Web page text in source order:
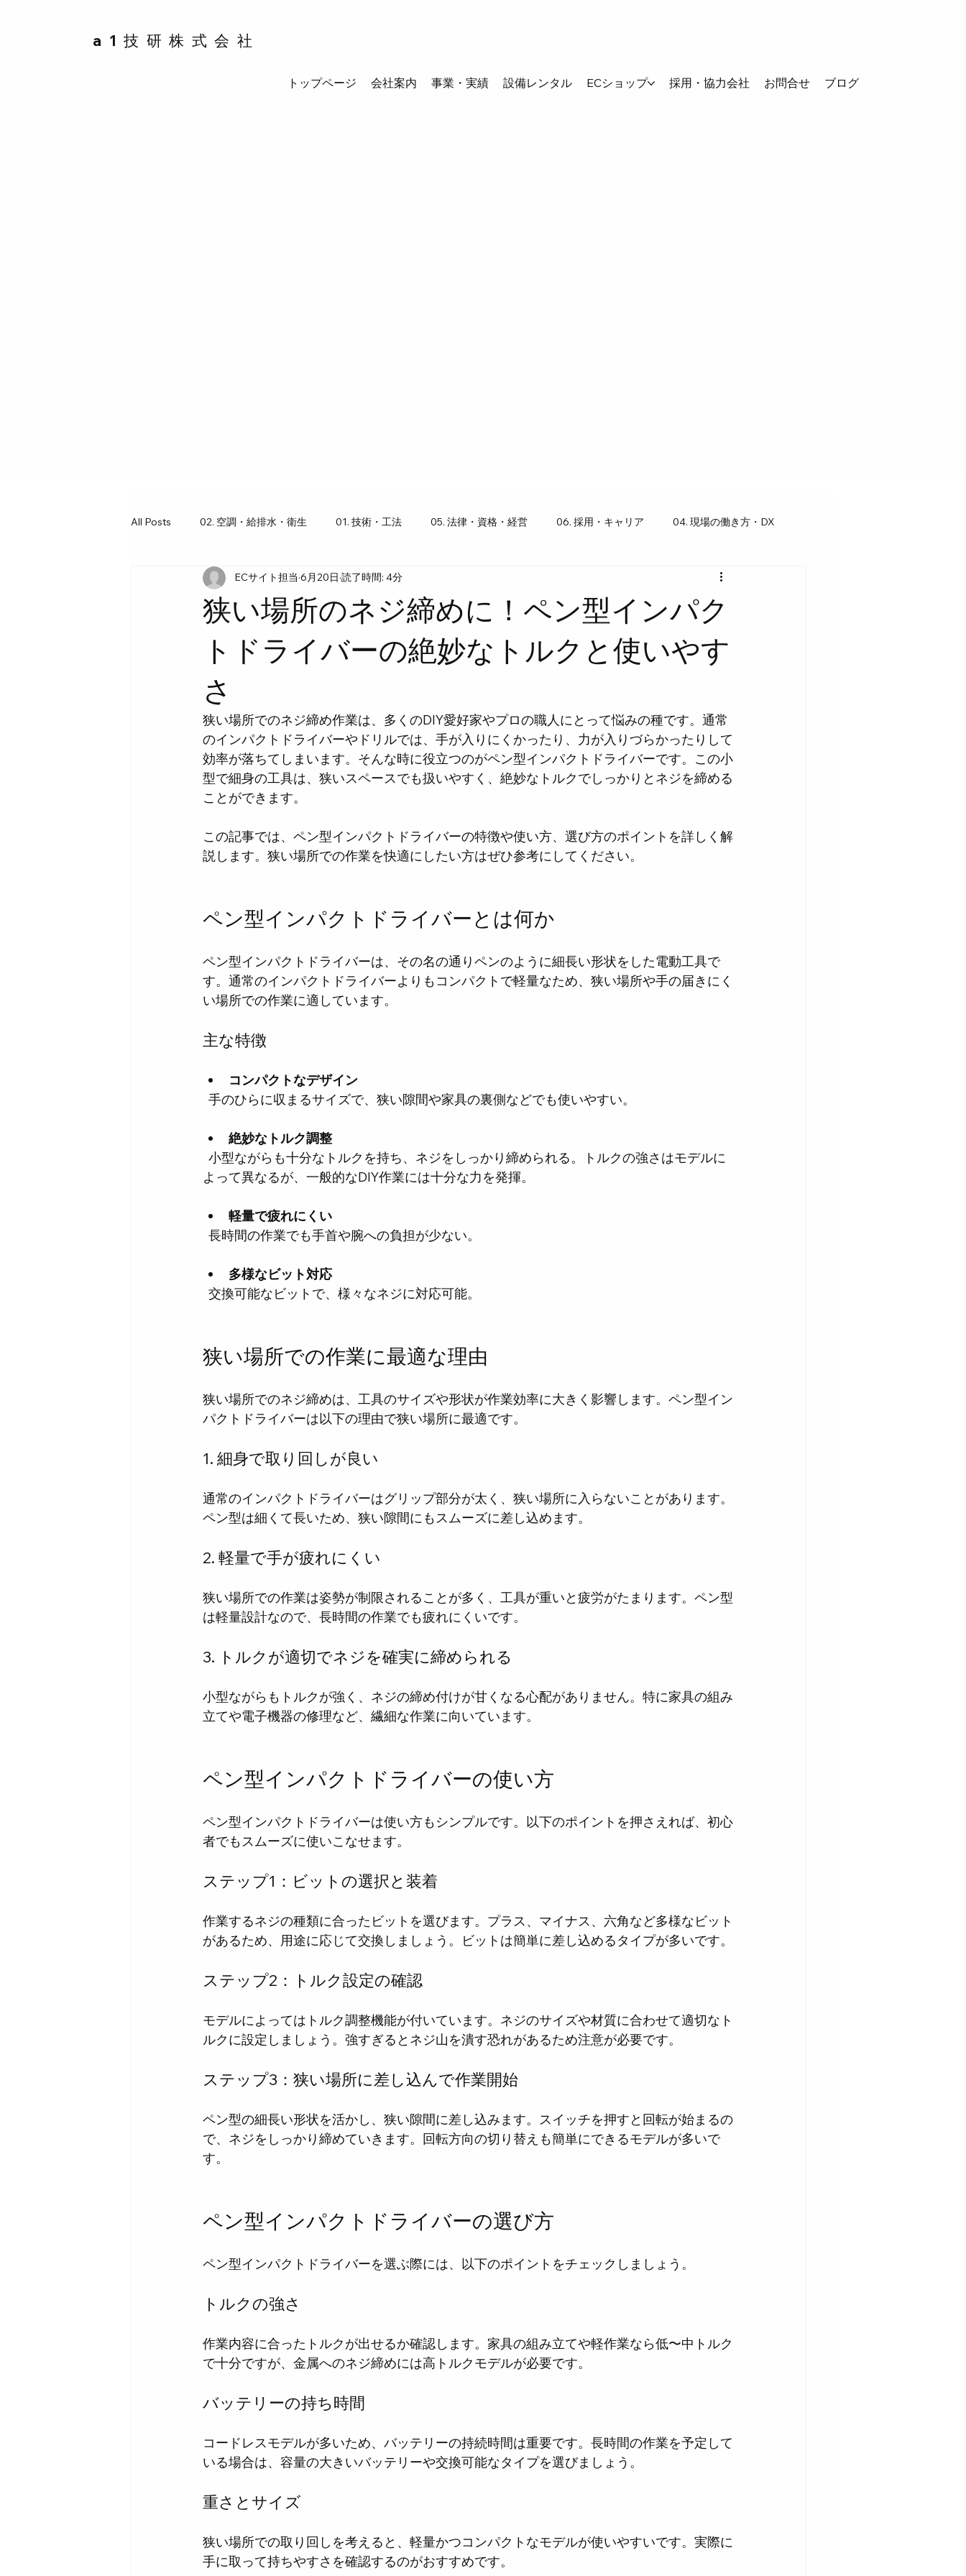
a1技研株式会社
トップページ 会社案内 事業・実績 設備レンタル ECショップ 採用・協力会社 お問合せ ブログ
All Posts 02. 空調・給排水・衛生 01. 技術・工法 05. 法律・資格・経営 06. 採用・キャリア 04. 現場の働き方・DX
03. 工具・ギア図鑑 07. 水回り豆知識
狭い場所のネジ締めに！ペン型インパク
トドライバーの絶妙なトルクと使いやす
さ
ECサイト担当 6月20日 読了時間: 4分
狭い場所でのネジ締め作業は、多くのDIY愛好家やプロの職人にとって悩みの種です。通常
のインパクトドライバーやドリルでは、手が入りにくかったり、力が入りづらかったりして
効率が落ちてしまいます。そんな時に役立つのがペン型インパクトドライバーです。この小
型で細身の工具は、狭いスペースでも扱いやすく、絶妙なトルクでしっかりとネジを締める
ことができます。
この記事では、ペン型インパクトドライバーの特徴や使い方、選び方のポイントを詳しく解
説します。狭い場所での作業を快適にしたい方はぜひ参考にしてください。
ペン型インパクトドライバーとは何か
ペン型インパクトドライバーは、その名の通りペンのように細長い形状をした電動工具で
す。通常のインパクトドライバーよりもコンパクトで軽量なため、狭い場所や手の届きにく
い場所での作業に適しています。
主な特徴
コンパクトなデザイン
  手のひらに収まるサイズで、狭い隙間や家具の裏側などでも使いやすい。
絶妙なトルク調整
よって異なるが、一般的なDIY作業には十分な力を発揮。
軽量で疲れにくい
  長時間の作業でも手首や腕への負担が少ない。
多様なビット対応
  交換可能なビットで、様々なネジに対応可能。
狭い場所での作業に最適な理由
狭い場所でのネジ締めは、工具のサイズや形状が作業効率に大きく影響します。ペン型イン
パクトドライバーは以下の理由で狭い場所に最適です。
1. 細身で取り回しが良い
通常のインパクトドライバーはグリップ部分が太く、狭い場所に入らないことがあります。
ペン型は細くて長いため、狭い隙間にもスムーズに差し込めます。
2. 軽量で手が疲れにくい
狭い場所での作業は姿勢が制限されることが多く、工具が重いと疲労がたまります。ペン型
は軽量設計なので、長時間の作業でも疲れにくいです。
3. トルクが適切でネジを確実に締められる
小型ながらもトルクが強く、ネジの締め付けが甘くなる心配がありません。特に家具の組み
立てや電子機器の修理など、繊細な作業に向いています。
ペン型インパクトドライバーの使い方
ペン型インパクトドライバーは使い方もシンプルです。以下のポイントを押さえれば、初心
者でもスムーズに使いこなせます。
ステップ1：ビットの選択と装着
作業するネジの種類に合ったビットを選びます。プラス、マイナス、六角など多様なビット
があるため、用途に応じて交換しましょう。ビットは簡単に差し込めるタイプが多いです。
ステップ2：トルク設定の確認
モデルによってはトルク調整機能が付いています。ネジのサイズや材質に合わせて適切なト
ルクに設定しましょう。強すぎるとネジ山を潰す恐れがあるため注意が必要です。
ステップ3：狭い場所に差し込んで作業開始
ペン型の細長い形状を活かし、狭い隙間に差し込みます。スイッチを押すと回転が始まるの
で、ネジをしっかり締めていきます。回転方向の切り替えも簡単にできるモデルが多いで
す。
ペン型インパクトドライバーの選び方
ペン型インパクトドライバーを選ぶ際には、以下のポイントをチェックしましょう。
トルクの強さ
作業内容に合ったトルクが出せるか確認します。家具の組み立てや軽作業なら低〜中トルク
で十分ですが、金属へのネジ締めには高トルクモデルが必要です。
バッテリーの持ち時間
コードレスモデルが多いため、バッテリーの持続時間は重要です。長時間の作業を予定して
いる場合は、容量の大きいバッテリーや交換可能なタイプを選びましょう。
重さとサイズ
狭い場所での取り回しを考えると、軽量かつコンパクトなモデルが使いやすいです。実際に
手に取って持ちやすさを確認するのがおすすめです。